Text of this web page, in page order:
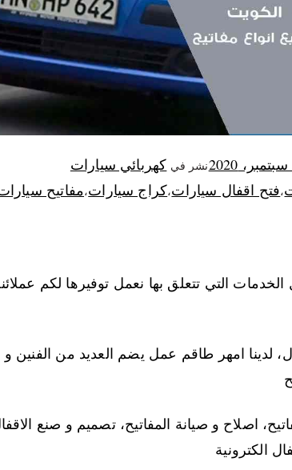
نشر في كهربائي سيارات
،فتح اقفال سيارات،كراج سيارات،مفاتيح
التي تتعلق بها نعمل توفيرها لكم
لدينا امهر طاقم عمل يضم العديد من الفنين و
اصلاح و صيانة المفاتيح، تصميم و صنع
الكترونية